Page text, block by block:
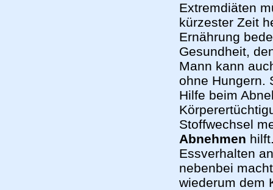
Extremdiäten
kürzester Zeit
Ernährung
Gesundheit,
Mann kann
ohne Hungern.
Hilfe beim
Stoffwechsel
Abnehmen
Essverhalten
nebenbei
wiederum dem